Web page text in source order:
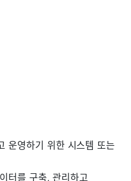
운영하기 위한 시스템 또는
터를 구축, 관리하고